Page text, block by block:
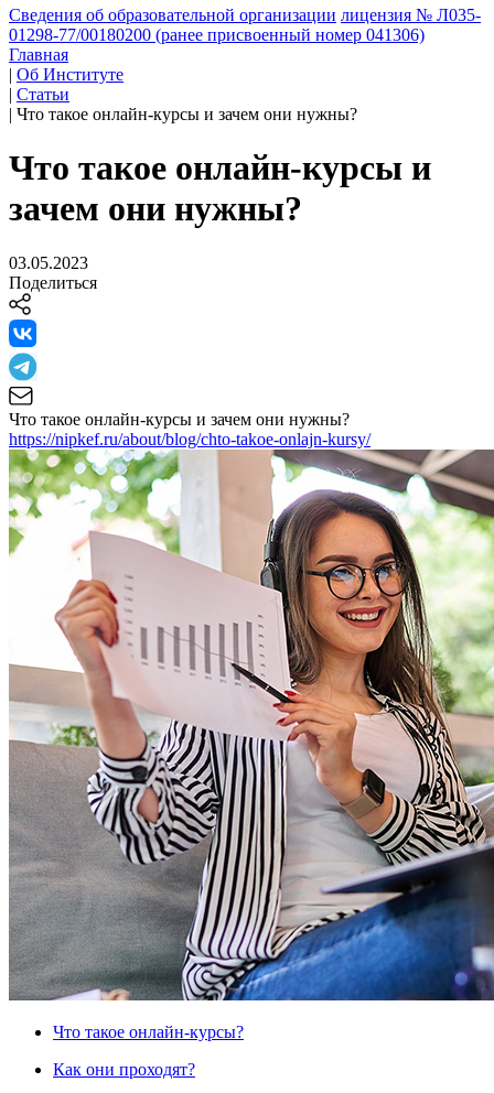
Сведения об образовательной организации лицензия № Л035-
01298-77/00180200 (ранее присвоенный номер 041306)
Главная
| Об Институте
| Статьи
| Что такое онлайн-курсы и зачем они нужны?
Что такое онлайн-курсы и
зачем они нужны?
03.05.2023
Поделиться
Что такое онлайн-курсы и зачем они нужны?
https://nipkef.ru/about/blog/chto-takoe-onlajn-kursy/
Что такое онлайн-курсы?
Как они проходят?